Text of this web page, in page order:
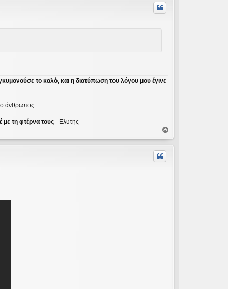
το καλό, και η διατύπωση του λόγου μου έγινε
ο άνθρωπος
με τη φτέρνα τους - Ελυτης
ο
ρ